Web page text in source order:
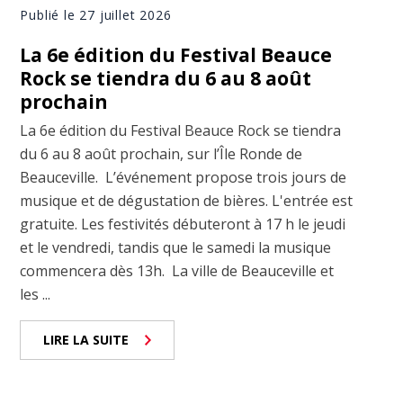
Publié le 27 juillet 2026
La 6e édition du Festival Beauce
Rock se tiendra du 6 au 8 août
prochain
La 6e édition du Festival Beauce Rock se tiendra
du 6 au 8 août prochain, sur l’Île Ronde de
Beauceville. L’événement propose trois jours de
musique et de dégustation de bières. L'entrée est
gratuite. Les festivités débuteront à 17 h le jeudi
et le vendredi, tandis que le samedi la musique
commencera dès 13h. La ville de Beauceville et
les ...
LIRE LA SUITE